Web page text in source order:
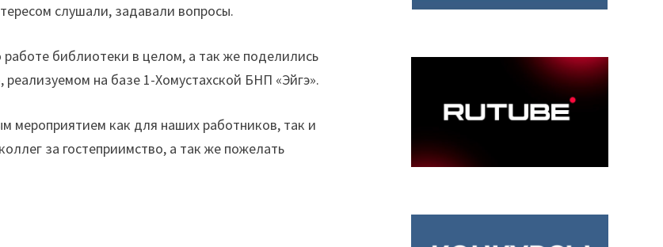
слушали, задавали вопросы.
работе библиотеки в целом, а так же поделились
на базе 1-Хомустахской БНП «Эйгэ».
мероприятием как для наших работников, так и
за гостеприимство, а так же пожелать